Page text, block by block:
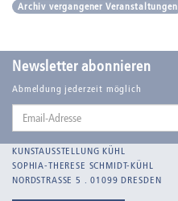
Archiv vergangener Veranstaltungen
Newsletter abonnieren
Abmeldung jederzeit möglich
Email-
KUNSTAUSSTELLUNG KÜHL
SOPHIA-THERESE SCHMIDT-KÜHL
NORDSTRASSE 5 . 01099 DRESDEN